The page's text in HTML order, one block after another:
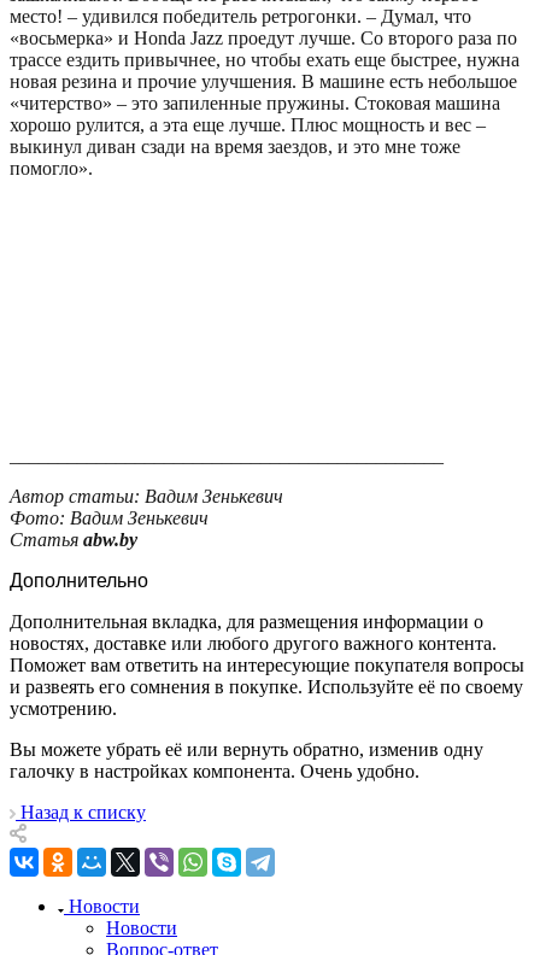
место! – удивился победитель ретрогонки. – Думал, что
«восьмерка» и Honda Jazz проедут лучше. Со второго раза по
трассе ездить привычнее, но чтобы ехать еще быстрее, нужна
новая резина и прочие улучшения. В машине есть небольшое
«читерство» – это запиленные пружины. Стоковая машина
хорошо рулится, а эта еще лучше. Плюс мощность и вес –
выкинул диван сзади на время заездов, и это мне тоже
помогло».
Автор статьи: Вадим Зенькевич
Фото: Вадим Зенькевич
Статья abw.by
Дополнительно
Дополнительная вкладка, для размещения информации о
новостях, доставке или любого другого важного контента.
Поможет вам ответить на интересующие покупателя вопросы
и развеять его сомнения в покупке. Используйте её по своему
усмотрению.
Вы можете убрать её или вернуть обратно, изменив одну
галочку в настройках компонента. Очень удобно.
Назад к списку
Новости
Новости
Вопрос-ответ